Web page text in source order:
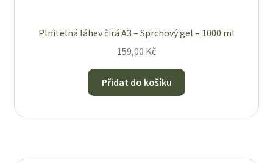
Plnitelná láhev čirá A3 – Sprchový gel – 1000 ml
159,00 Kč
Přidat do košíku